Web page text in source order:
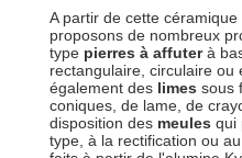
A partir de cette
proposons de nombreux
type pierres à affuterà
rectangulaire, circulaire ou
également des limes sous
coniques, de lame, de
disposition des meules qui
type, à la rectification ou